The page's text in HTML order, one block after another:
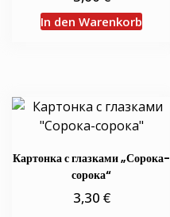
In den Warenkorb
Картонка с глазками „Сорока-
сорока“
3,30 €